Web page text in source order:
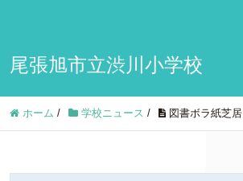
尾張旭市立渋川小学校
ホーム / 学校ニュース / 図書ボラ紙芝居